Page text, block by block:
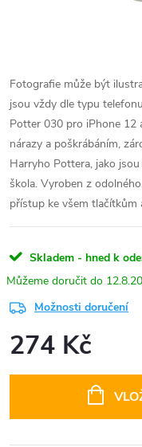
Fotografie může být
jsou vždy dle typu
Potter 030 pro iPhone 12
nárazy a poškrábáním,
Harryho Pottera, jako
škola. Vyroben z
přístup ke všem tlačítkům
Skladem - hned k
Možnosti doručení
274 Kč